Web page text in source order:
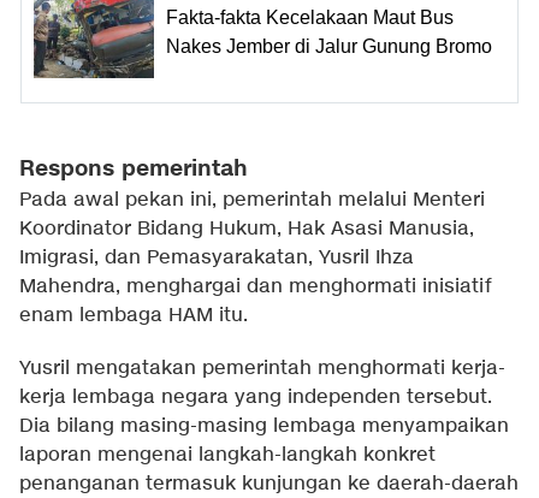
Fakta-fakta Kecelakaan Maut Bus
Nakes Jember di Jalur Gunung Bromo
Respons pemerintah
Pada awal pekan ini, pemerintah melalui Menteri
Koordinator Bidang Hukum, Hak Asasi Manusia,
Imigrasi, dan Pemasyarakatan, Yusril Ihza
Mahendra, menghargai dan menghormati inisiatif
enam lembaga HAM itu.
Yusril mengatakan pemerintah menghormati kerja-
kerja lembaga negara yang independen tersebut.
Dia bilang masing-masing lembaga menyampaikan
laporan mengenai langkah-langkah konkret
penanganan termasuk kunjungan ke daerah-daerah